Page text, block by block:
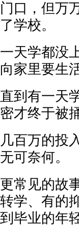
门口，但万
了学校。
一天学都没
向家里要生
直到有一天
密才终于被
几百万的投
无可奈何。
更常见的故
转学、有的
到毕业的年